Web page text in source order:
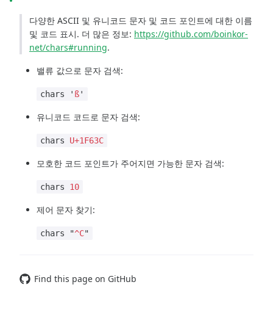
다양한 ASCII 및 유니코드 문자 및 코드 포인트에 대한 이름
및 코드 표시. 더 많은 정보: https://github.com/boinkor-
net/chars#running.
밸류 값으로 문자 검색:
chars ' ß'
유니코드 코드로 문자 검색:
chars U+1F63C
모호한 코드 포인트가 주어지면 가능한 문자 검색:
chars 10
제어 문자 찾기:
chars "^C"
Find this page on GitHub